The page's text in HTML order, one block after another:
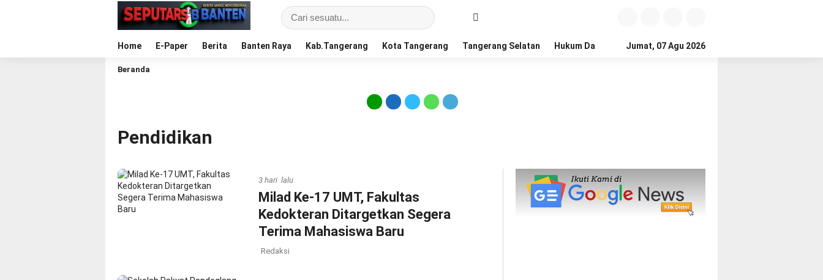
Home E-Paper Berita Banten Raya Kab.Tangerang Kota Tangerang Tangerang Selatan Hukum Dan Kriminal Politik Pendidikan
Jumat, 07 Agu 2026
Beranda
Pendidikan
3 hari lalu
Milad Ke-17 UMT, Fakultas
Kedokteran Ditargetkan Segera
Terima Mahasiswa Baru
Redaksi